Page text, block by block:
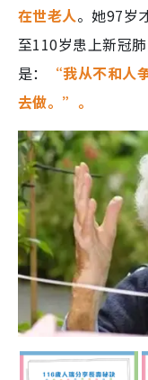
在世老人。她97岁
至110岁患上新冠
是：
“我从不和人
去做。”。